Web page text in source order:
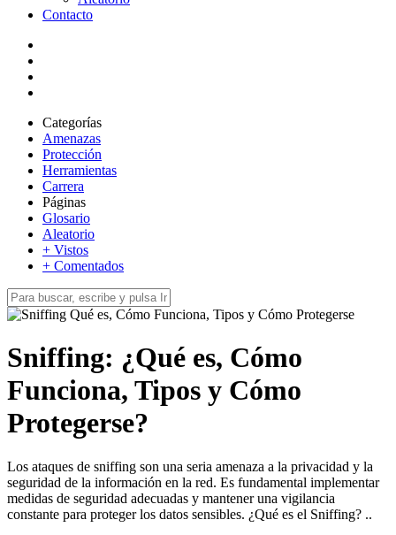
Contacto
Categorías
Amenazas
Protección
Herramientas
Carrera
Páginas
Glosario
Aleatorio
+ Vistos
+ Comentados
Sniffing: ¿Qué es, Cómo
Funciona, Tipos y Cómo
Protegerse?
Los ataques de sniffing son una seria amenaza a la privacidad y la
seguridad de la información en la red. Es fundamental implementar
medidas de seguridad adecuadas y mantener una vigilancia
constante para proteger los datos sensibles. ¿Qué es el Sniffing? ..